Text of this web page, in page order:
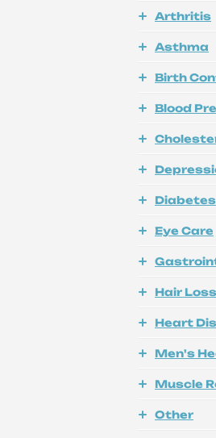
Arthritis
Asthma
Birth
Blood
Diabetes
Eye Care
Hair Loss
Heart
Men's
Muscle
Other